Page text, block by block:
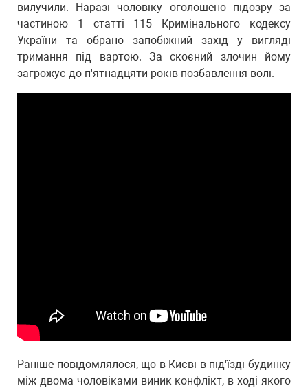
вилучили. Наразі чоловіку оголошено підозру за
частиною 1 статті 115 Кримінального кодексу
України та обрано запобіжний захід у вигляді
тримання під вартою. За скоєний злочин йому
загрожує до п'ятнадцяти років позбавлення волі.
Раніше повідомлялося,що в Києві в під'їзді будинку
між двома чоловіками виник конфлікт, в ході якого